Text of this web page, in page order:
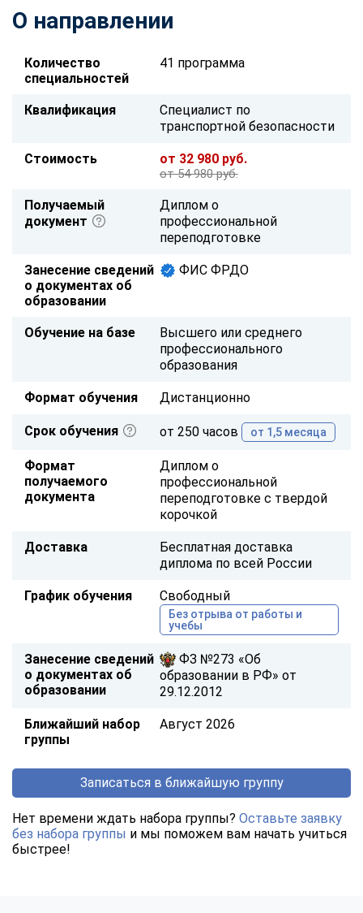
О направлении
Количество
специальностей
41 программа
Квалификация
Специалист по
транспортной безопасности
Стоимость от 32 980 руб.
от 54 980 руб.
Получаемый
документ
Диплом о
профессиональной
переподготовке
Занесение сведений
о документах об
образовании
ФИС ФРДО
Обучение на базе
Высшего или среднего
профессионального
образования
Формат обучения Дистанционно
Срок обучения от 250 часов от 1,5 месяца
Формат
получаемого
документа
Диплом о
профессиональной
переподготовке с твердой
корочкой
Доставка
Бесплатная доставка
диплома по всей России
График обучения Свободный
Без отрыва от работы и
учебы
Занесение сведений
о документах об
образовании
ФЗ №273 «Об
образовании в РФ» от
29.12.2012
Ближайший набор
группы
Август 2026
Записаться в ближайшую группу
Нет времени ждать набора группы? Оставьте заявку
без набора группы и мы поможем вам начать учиться
быстрее!